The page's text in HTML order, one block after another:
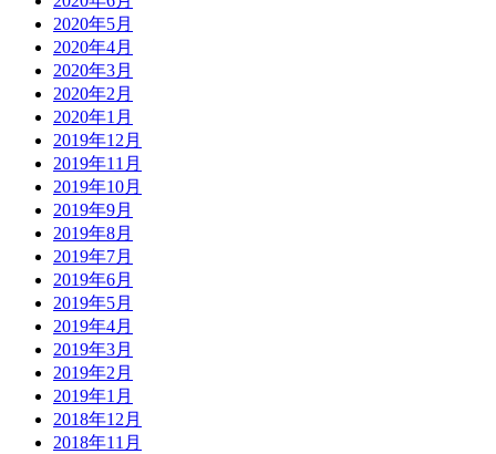
2020年5月
2020年4月
2020年3月
2020年2月
2020年1月
2019年12月
2019年11月
2019年10月
2019年9月
2019年8月
2019年7月
2019年6月
2019年5月
2019年4月
2019年3月
2019年2月
2019年1月
2018年12月
2018年11月